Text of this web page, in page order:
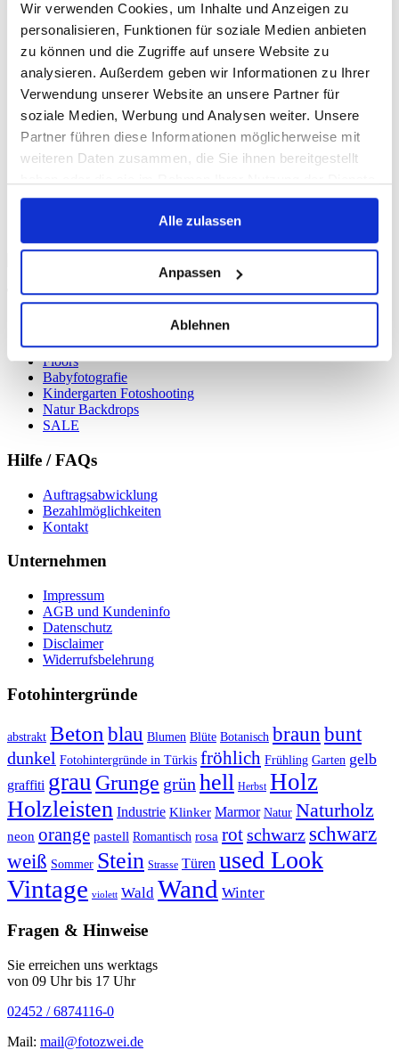
Wir verwenden Cookies, um Inhalte und Anzeigen zu
personalisieren, Funktionen für soziale Medien anbieten
zu können und die Zugriffe auf unsere Website zu
analysieren. Außerdem geben wir Informationen zu Ihrer
Verwendung unserer Website an unsere Partner für
soziale Medien, Werbung und Analysen weiter. Unsere
Partner führen diese Informationen möglicherweise mit
weiteren Daten zusammen, die Sie ihnen bereitgestellt
gesammelt haben.
Alle zulassen
Anpassen
Ablehnen
Zeige15 Produkte pro Seite
15 Produkte pro Seite
30 Produkte pro Seite
45 Produkte pro Seite
Fotohintergrund: Holzlatten Sepia
inkl. MwSt.
Topseller
Unicolor Backdrops
Floors
Babyfotografie
Kindergarten Fotoshooting
Natur Backdrops
SALE
Hilfe / FAQs
Auftragsabwicklung
Bezahlmöglichkeiten
Kontakt
Unternehmen
Impressum
AGB und Kundeninfo
Datenschutz
Disclaimer
Widerrufsbelehrung
Fotohintergründe
abstrakt Beton blau Blumen Blüte Botanisch braun bunt
dunkel Fotohintergründe in Türkis fröhlich Frühling Garten gelb
graffiti grau Grunge grünhell Herbst Holz
Holzleisten Industrie Klinker Marmor Natur Naturholz
neon orange pastell Romantisch rosa rotschwarz schwarz
weiß Sommer Stein Strasse Türen used Look
Vintage violett Wald Wand Winter
Fragen & Hinweise
Sie erreichen uns werktags
von 09 Uhr bis 17 Uhr
02452 / 6874116-0
Mail: mail@fotozwei.de